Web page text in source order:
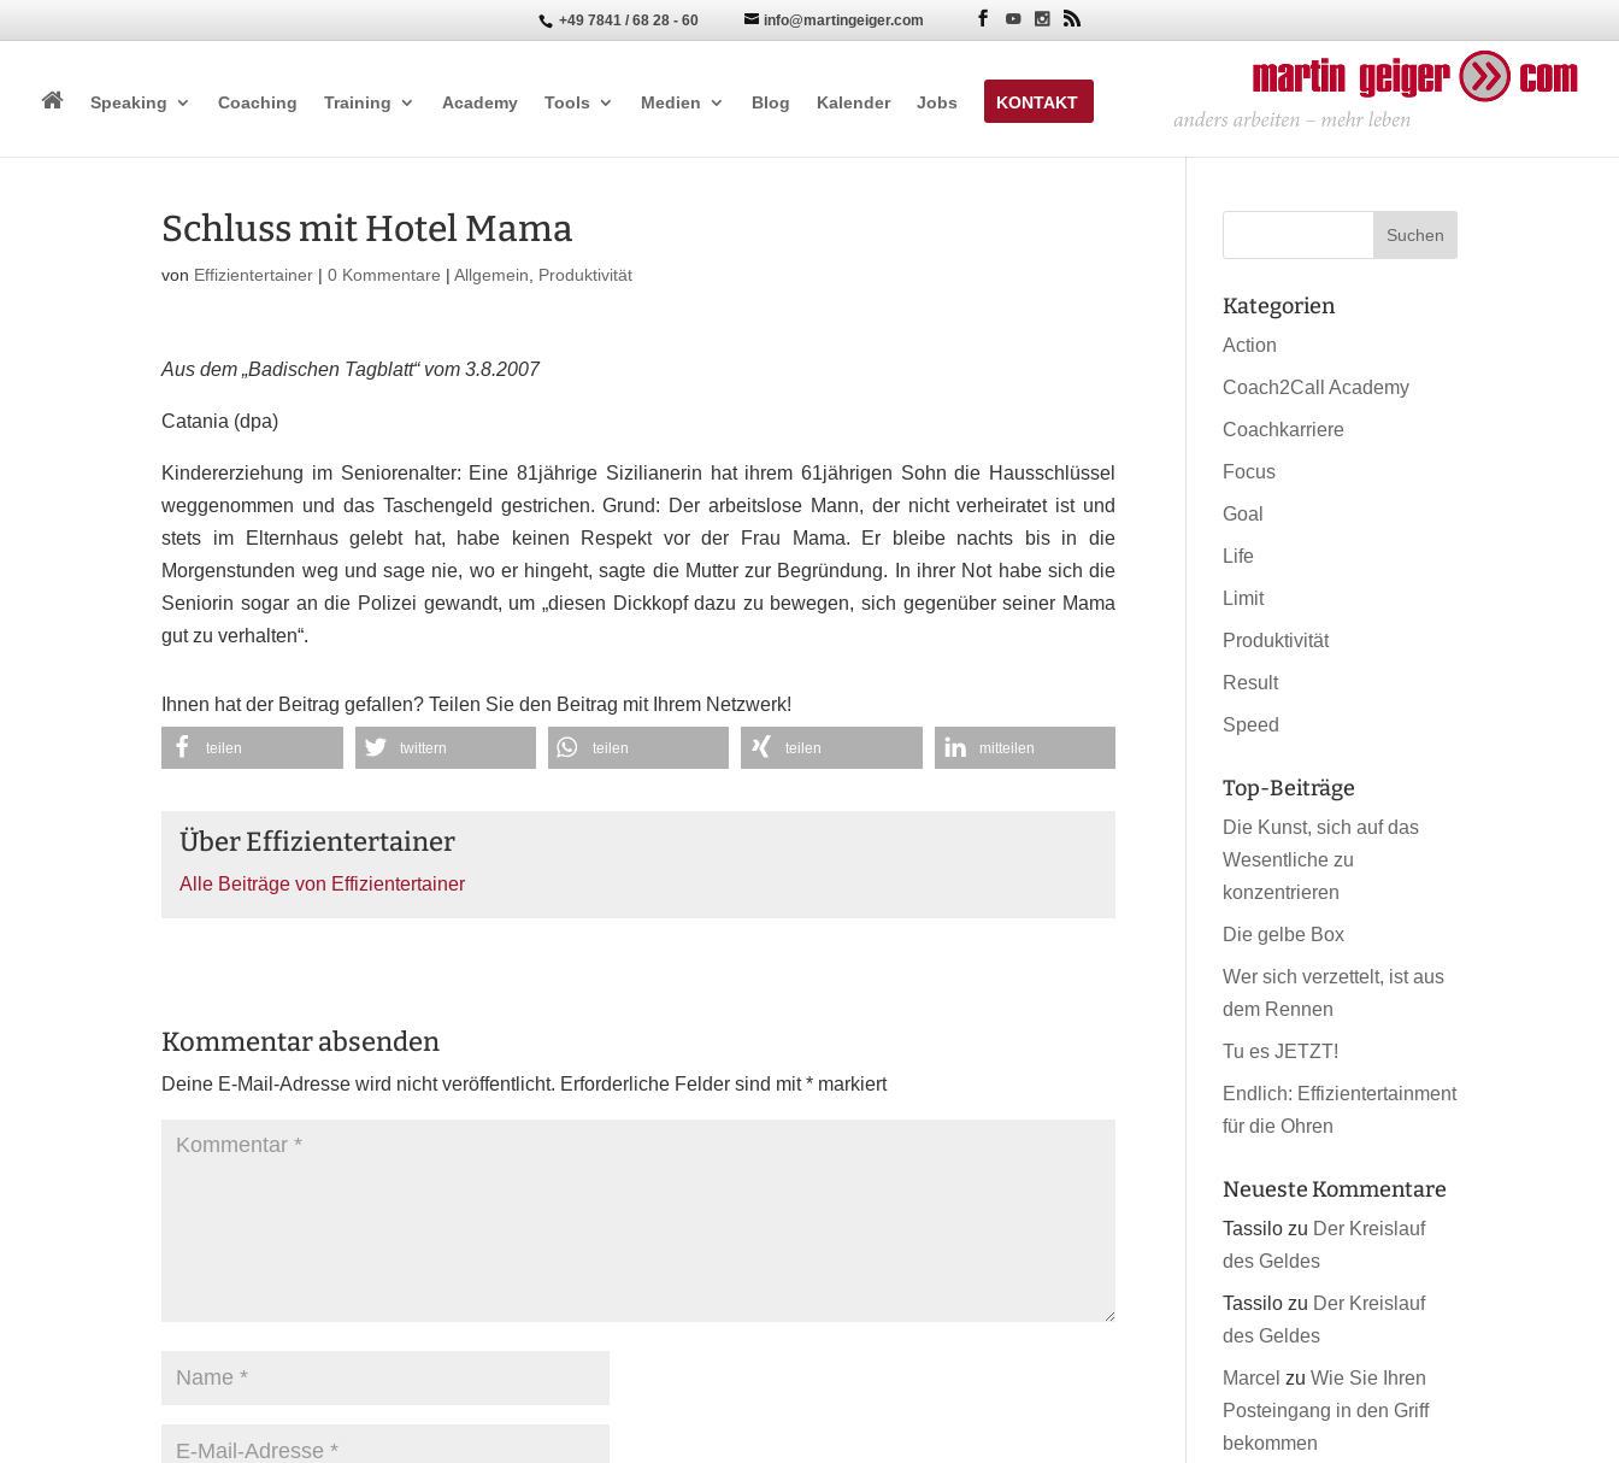
+49 7841 / 68 28 - 60 info@martingeiger.com  
Speaking Coaching Training Academy Tools Medien Blog Kalender Jobs KONTAKT
Schluss mit Hotel Mama
von Effizientertainer |0 Kommentare |Allgemein Produktivität
Aus dem „Badischen Tagblatt“ vom 3.8.2007
Catania (dpa)
Kindererziehung im Seniorenalter: Eine 81jährige Sizilianerin hat ihrem 61jährigen Sohn die Hausschlüssel
weggenommen und das Taschengeld gestrichen. Grund: Der arbeitslose Mann, der nicht verheiratet ist und
stets im Elternhaus gelebt hat, habe keinen Respekt vor der Frau Mama. Er bleibe nachts bis in die
Morgenstunden weg und sage nie, wo er hingeht, sagte die Mutter zur Begründung. In ihrer Not habe sich die
Seniorin sogar an die Polizei gewandt, um „diesen Dickkopf dazu zu bewegen, sich gegenüber seiner Mama
gut zu verhalten“.
Ihnen hat der Beitrag gefallen? Teilen Sie den Beitrag mit Ihrem Netzwerk!
teilen twittern teilen teilen mitteilen
Über Effizientertainer
Alle Beiträge von Effizientertainer
Kommentar absenden
Deine E-Mail-Adresse wird nicht veröffentlicht. Erforderliche Felder sind mit* markiert
Kategorien
Action
Coach2Call Academy
Coachkarriere
Focus
Goal
Life
Limit
Produktivität
Result
Speed
Top-Beiträge
Die Kunst, sich auf das
Wesentliche zu
konzentrieren
Die gelbe Box
Wer sich verzettelt, ist aus
dem Rennen
Tu es JETZT!
Endlich: Effizientertainment
für die Ohren
Neueste Kommentare
Tassilo zu Der Kreislauf
des Geldes
Tassilo zu Der Kreislauf
des Geldes
Marcel zuWie Sie Ihren
Posteingang in den Griff
bekommen